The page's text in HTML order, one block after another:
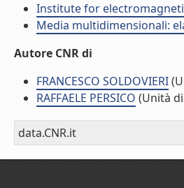
Institute for
Media multidimensionali:
Autore CNR di
FRANCESCO SOLDOVIERI
RAFFAELE PERSICO (Unità
data.CNR.it